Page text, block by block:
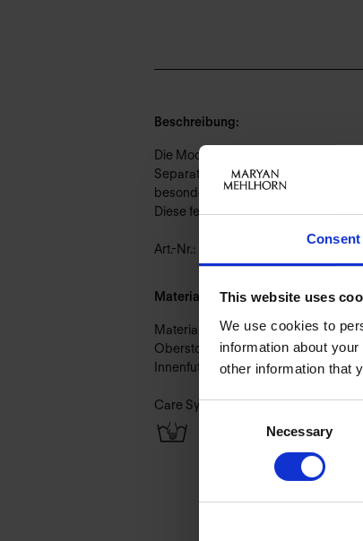
Consent
This website uses
We use cookies to
information about
other information that
Consent
Necessary
Beschreibung:
Die Modelle der NOS-Serie
Separator aus galvanisiertem
besonderer Weise. Es entsteht ein
Diese femininen Modelle sind
Art.-Nr.: 828_412_974
Material & Pflege:
Material:
Oberstoff: 72% Polyamid,28%
Innenfutter: 72% Polyamid,28%
Care Symbols: